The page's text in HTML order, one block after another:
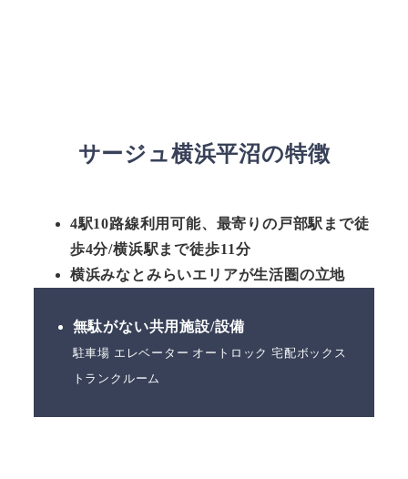
サージュ横浜平沼の特徴
4駅10路線利用可能、最寄りの戸部駅まで徒
歩4分/横浜駅まで徒歩11分
横浜みなとみらいエリアが生活圏の立地
無駄がない共用施設/設備
駐車場 エレベーター オートロック 宅配ボックス
トランクルーム